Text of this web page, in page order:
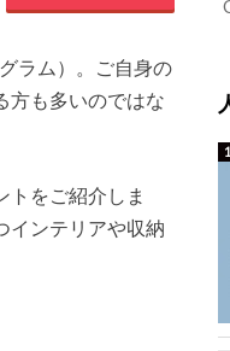
ラム）。ご自身の
方も多いのではな
トをご紹介しま
インテリアや収納